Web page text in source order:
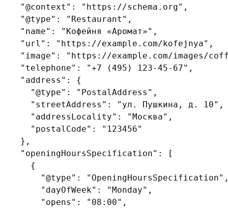
  "@context": "https://schema.org",
  "@type": "Restaurant",
  "name": "Кофейня «Аромат»",
  "url": "https://example.com/kofejnya",
"image": "https://example.com/images/
  "telephone": "+7 (495) 123-45-67",
  "address": {
    "@type": "PostalAddress",
    "streetAddress": "ул. Пушкина, д. 10",
    "addressLocality": "Москва",
    "postalCode": "123456"
  },
  "openingHoursSpecification": [
    {
"@type":
      "dayOfWeek": "Monday",
      "opens": "08:00",